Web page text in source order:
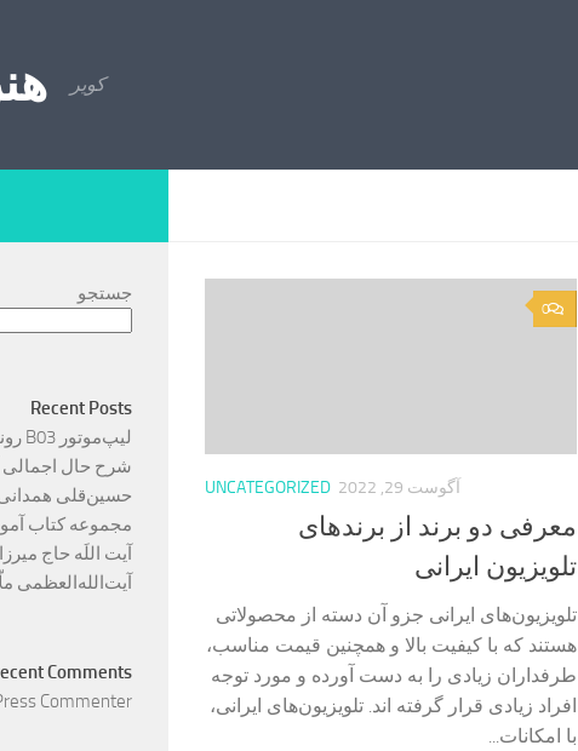
کویر
0
UNCATEGORIZED آگوست 29, 2022
معرفی دو برند از برندهای
تلویزیون ایرانی
تلویزیون‌های ایرانی جزو آن دسته از محصولاتی
هستند که با کیفیت بالا و همچنین قیمت مناسب،
طرفداران زیادی را به دست آورده و مورد توجه
افراد زیادی قرار گرفته اند. تلویزیون‌های ایرانی،
با امکانات...
جستجو
Recent Posts
لیپ‌موتور B03 رونمایی شد؛
شرح حال اجمالی
حسین‌قلی
مجموعه کتاب
آیت اللَه حاج
آیت‌الله‌العظمی
Comments
Commenter